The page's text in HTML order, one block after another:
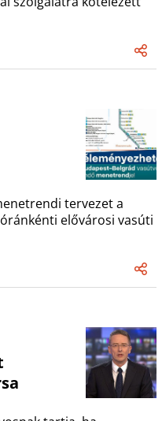
tervezet a
elővárosi vasúti